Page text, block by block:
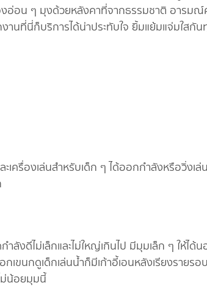
อ่อน ๆ มุงด้วยหลังคาที่จากธรรมชาติ อารมณ์
านที่นี่ก็บริการได้น่าประทับใจ ยิ้มแย้มแจ่มใสกั
เครื่องเล่นสำหรับเด็ก ๆ ได้ออกกำลังหรือวิ่งเ
ลังดีไม่เล็กและไม่ใหญ่เกินไป มีมุมเล็ก ๆ ให้ได้
เขนกดูเด็กเล่นน้ำก็มีเก้าอี้เอนหลังเรียงรายรอ
น้อยมุมนี้